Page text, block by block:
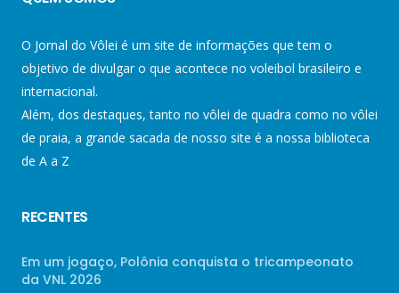
O Jornal do Vôlei é um site de informações que tem o
objetivo de divulgar o que acontece no voleibol brasileiro e
internacional.
Além, dos destaques, tanto no vôlei de quadra como no vôlei
de praia, a grande sacada de nosso site é a nossa biblioteca
de A a Z
RECENTES
Em um jogaço, Polônia conquista o tricampeonato
da VNL 2026